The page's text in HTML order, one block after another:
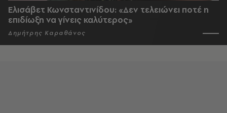
Ελισάβετ Κωνσταντινίδου: «Δεν τελειώνει ποτέ η
επιδίωξη να γίνεις καλύτερος»
Δημήτρης Καραθάνος